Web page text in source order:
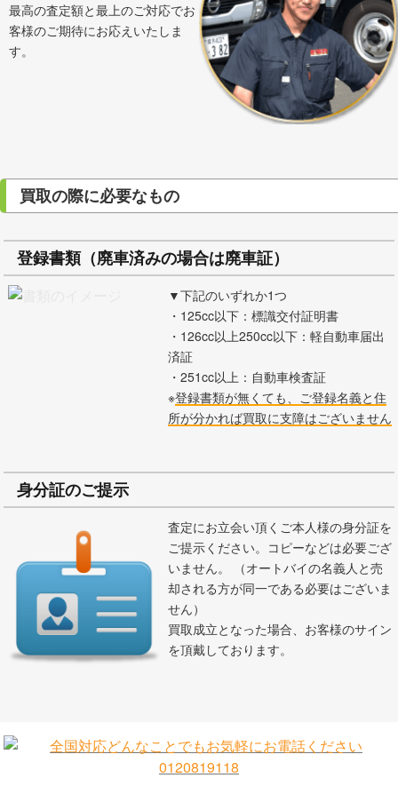
最高の査定額と最上のご対応でお
客様のご期待にお応えいたしま
す。
買取の際に必要なもの
登録書類（廃車済みの場合は廃車証）
▼下記のいずれか1つ
・125cc以下：標識交付証明書
・126cc以上250cc以下：軽自動車届出
済証
・251cc以上：自動車検査証
※登録書類が無くても、ご登録名義と住
所が分かれば買取に支障はございません
身分証のご提示
査定にお立会い頂くご本人様の身分証を
ご提示ください。コピーなどは必要ござ
いません。 （オートバイの名義人と売
却される方が同一である必要はございま
せん）
買取成立となった場合、お客様のサイン
を頂戴しております。